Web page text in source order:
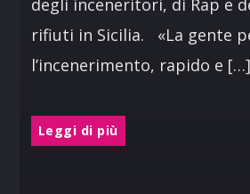
degli inceneritori, di Rap e
rifiuti in Sicilia. «La gente
l’incenerimento, rapido e […]
Leggi di più